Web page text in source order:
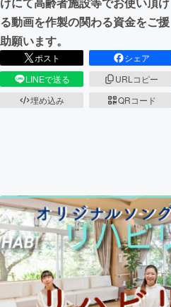
る動画を作製の関わる資金をご援
助願います。
ポスト
シェア
LINEで送る
URLコピー
埋め込み
QRコード